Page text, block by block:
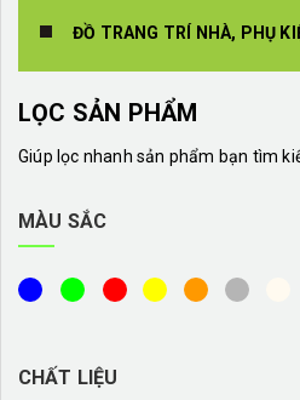
ĐỒ TRANG TRÍ NHÀ, PHỤ
LỌC SẢN PHẨM
Giúp lọc nhanh sản phẩm bạn tìm
MÀU SẮC
CHẤT LIỆU